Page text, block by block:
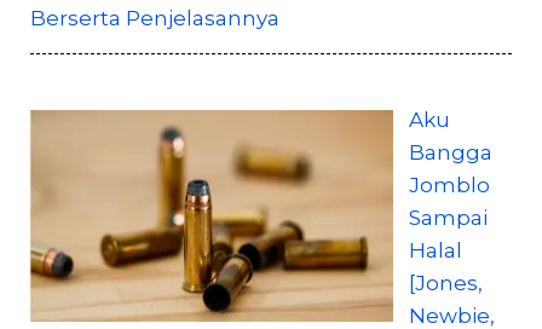
Berserta Penjelasannya
Aku
Bangga
Jomblo
Sampai
Halal
[Jones,
Newbie,